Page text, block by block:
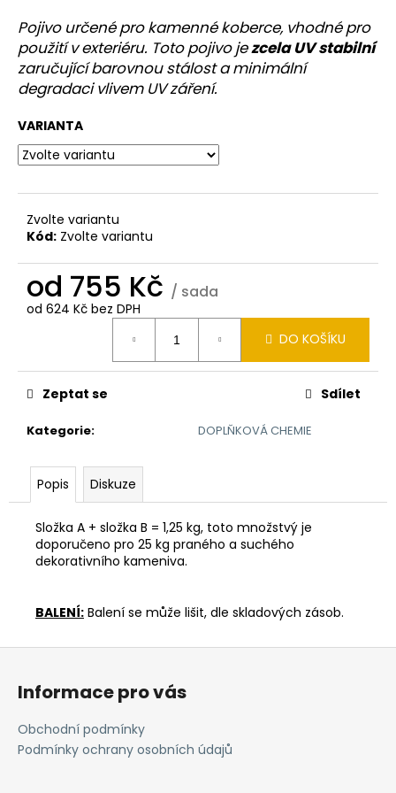
Pojivo určené pro kamenné koberce, vhodné pro
použití v exteriéru. Toto pojivo jezcela UV stabilní
zaručující barovnou stálost a minimální
degradaci vlivem UV záření.
VARIANTA
Zvolte variantu
Kód: Zvolte variantu
od 755 Kč / sada
od 624 Kč bez DPH
DO KOŠÍKU
Kategorie: DOPLŇKOVÁ CHEMIE
Zeptat se Sdílet
Popis Diskuze
Složka A + složka B = 1,25 kg, toto množstvý je
doporučeno pro 25 kg praného a suchého
dekorativního kameniva.
BALENÍ: Balení se může lišit, dle skladových zásob.
a
j
í
t
?
D
o
p
u
č
e
REVITALIZAČNÍ
NÁTĚR
Kč
Z
Informace pro vás
Obchodní podmínky
Podmínky ochrany osobních údajů